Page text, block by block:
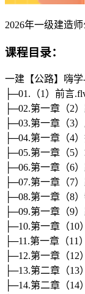
2026年一级建造
课程目录：
一建【公路】嗨学
├─01.（1）前言
├─02.第一章（2
├─03.第一章（3
├─04.第一章（4
├─05.第一章（5
├─06.第一章（6
├─07.第一章（7
├─08.第一章（8
├─09.第一章（9
├─10.第一章（10
├─11.第一章（11
├─12.第一章（
├─13.第二章（
├─14.第二章（